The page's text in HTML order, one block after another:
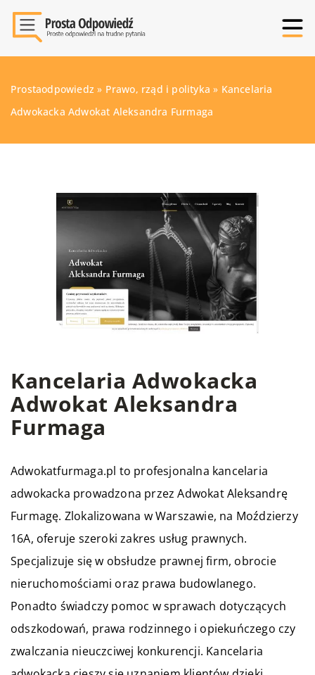
Prostaodpowiedz » Prawo, rząd i polityka » Kancelaria
Adwokacka Adwokat Aleksandra Furmaga
Kancelaria Adwokacka
Adwokat Aleksandra
Furmaga
Adwokatfurmaga.pl to profesjonalna kancelaria
adwokacka prowadzona przez Adwokat Aleksandrę
Furmagę. Zlokalizowana w Warszawie, na Moździerzy
16A, oferuje szeroki zakres usług prawnych.
Specjalizuje się w obsłudze prawnej firm, obrocie
nieruchomościami oraz prawa budowlanego.
Ponadto świadczy pomoc w sprawach dotyczących
odszkodowań, prawa rodzinnego i opiekuńczego czy
zwalczania nieuczciwej konkurencji. Kancelaria